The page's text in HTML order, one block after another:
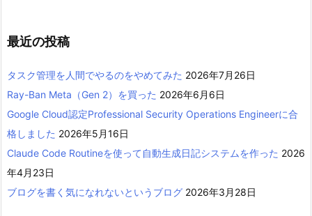
最近の投稿
タスク管理を人間でやるのをやめてみた 2026年7月26日
Ray-Ban Meta（Gen 2）を買った 2026年6月6日
Google Cloud認定Professional Security Operations Engineerに合
格しました 2026年5月16日
Claude Code Routineを使って自動生成日記システムを作った 2026
年4月23日
ブログを書く気になれないというブログ 2026年3月28日